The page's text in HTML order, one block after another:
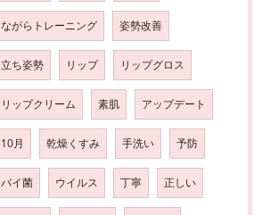
ながらトレーニング 姿勢改善
立ち姿勢 リップ リップグロス
リップクリーム 素肌 アップデート
10月 乾燥くすみ 手洗い 予防
バイ菌 ウイルス 丁寧 正しい